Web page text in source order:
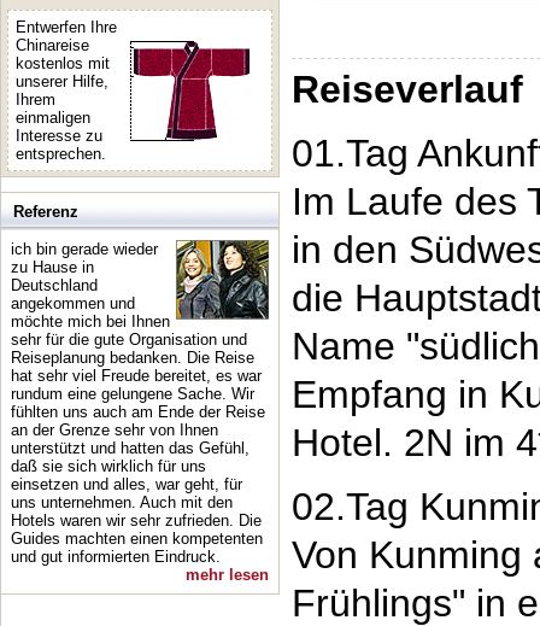
Entwerfen Ihre
Chinareise
kostenlos mit
unserer Hilfe,
Ihrem
einmaligen
Interesse zu
entsprechen.
Referenz
ich bin gerade wieder
zu Hause in
Deutschland
angekommen und
möchte mich bei Ihnen
sehr für die gute Organisation und
Reiseplanung bedanken. Die Reise
hat sehr viel Freude bereitet, es war
rundum eine gelungene Sache. Wir
fühlten uns auch am Ende der Reise
an der Grenze sehr von Ihnen
unterstützt und hatten das Gefühl,
daß sie sich wirklich für uns
einsetzen und alles, war geht, für
uns unternehmen. Auch mit den
Hotels waren wir sehr zufrieden. Die
Guides machten einen kompetenten
und gut informierten Eindruck.
mehr lesen
Reiseverlauf
01.Tag
Im Laufe des
in den
die
Name
Empfang in
Hotel. 2N im
02.Tag
Von Kunming
Frühlings" in